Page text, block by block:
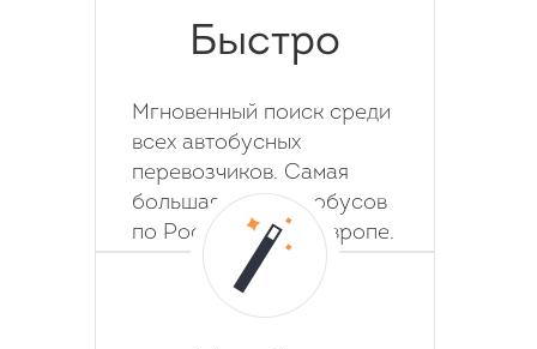
Быстро
Мгновенный поиск среди
всех автобусных
перевозчиков. Самая
большая база автобусов
по России, СНГ и Европе.